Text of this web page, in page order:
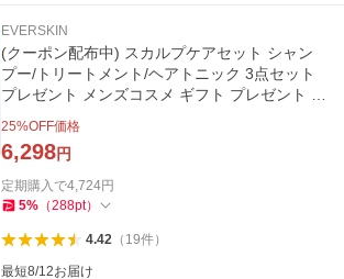
EVERSKIN
(クーポン配布中) スカルプケアセット シャン
プー/トリートメント/ヘアトニック 3点セット
プレゼント メンズコスメ ギフト プレゼント 父
25%OFF価格
6,298円
定期購入で4,724円
5% （288pt）
4.42（ 19件）
最短8/12お届け